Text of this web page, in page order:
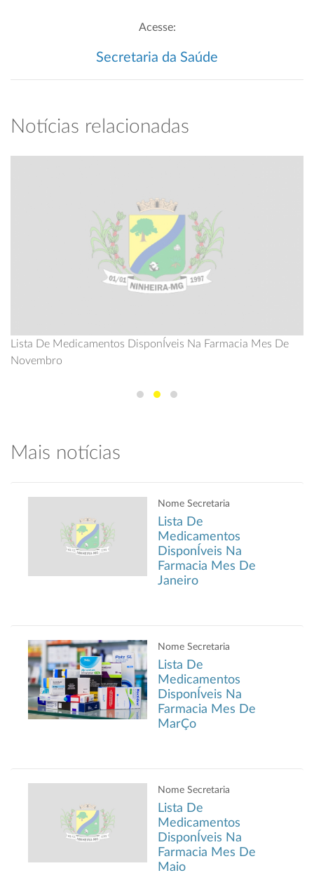
Acesse:
Secretaria da Saúde
Notícias relacionadas
Lista De Medicamentos DisponÍveis Na Farmacia Mes De
Novembro
Mais notícias
Nome Secretaria
Lista De
Medicamentos
DisponÍveis Na
Farmacia Mes De
Janeiro
Nome Secretaria
Lista De
Medicamentos
DisponÍveis Na
Farmacia Mes De
MarÇo
Nome Secretaria
Lista De
Medicamentos
DisponÍveis Na
Farmacia Mes De
Maio